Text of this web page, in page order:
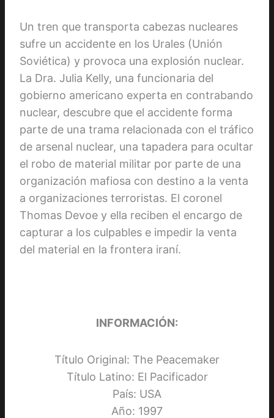
Un tren que transporta cabezas nucleares
sufre un accidente en los Urales (Unión
Soviética) y provoca una explosión nuclear.
La Dra. Julia Kelly, una funcionaria del
gobierno americano experta en contrabando
nuclear, descubre que el accidente forma
parte de una trama relacionada con el tráfico
de arsenal nuclear, una tapadera para ocultar
el robo de material militar por parte de una
organización mafiosa con destino a la venta
a organizaciones terroristas. El coronel
Thomas Devoe y ella reciben el encargo de
capturar a los culpables e impedir la venta
del material en la frontera iraní.
INFORMACIÓN:
Título Original: The Peacemaker
Título Latino: El Pacificador
País: USA
Año: 1997